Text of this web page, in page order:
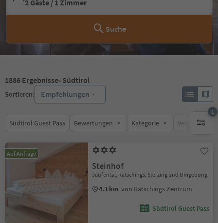
2 Gäste / 1 Zimmer
Suche
1886 Ergebnisse- Südtirol
Sortieren: Empfehlungen
Südtirol Guest Pass Bewertungen Kategorie
1
1
Auf Anfrage
Steinhof
Jaufental, Ratschings, Sterzing und Umgebung
4.3 km von Ratschings Zentrum
Südtirol Guest Pass